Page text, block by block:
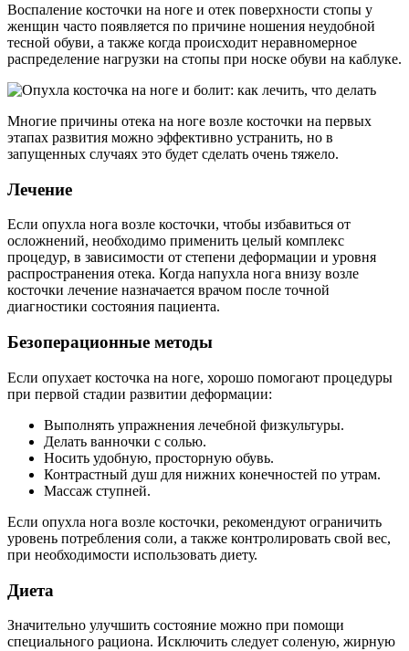
Воспаление косточки на ноге и отек поверхности стопы у
женщин часто появляется по причине ношения неудобной
тесной обуви, а также когда происходит неравномерное
распределение нагрузки на стопы при носке обуви на каблуке.
Многие причины отека на ноге возле косточки на первых
этапах развития можно эффективно устранить, но в
запущенных случаях это будет сделать очень тяжело.
Лечение
Если опухла нога возле косточки, чтобы избавиться от
осложнений, необходимо применить целый комплекс
процедур, в зависимости от степени деформации и уровня
распространения отека. Когда напухла нога внизу возле
косточки лечение назначается врачом после точной
диагностики состояния пациента.
Безоперационные методы
Если опухает косточка на ноге, хорошо помогают процедуры
при первой стадии развитии деформации:
Выполнять упражнения лечебной физкультуры.
Делать ванночки с солью.
Носить удобную, просторную обувь.
Контрастный душ для нижних конечностей по утрам.
Массаж ступней.
Если опухла нога возле косточки, рекомендуют ограничить
уровень потребления соли, а также контролировать свой вес,
при необходимости использовать диету.
Диета
Значительно улучшить состояние можно при помощи
специального рациона. Исключить следует соленую, жирную